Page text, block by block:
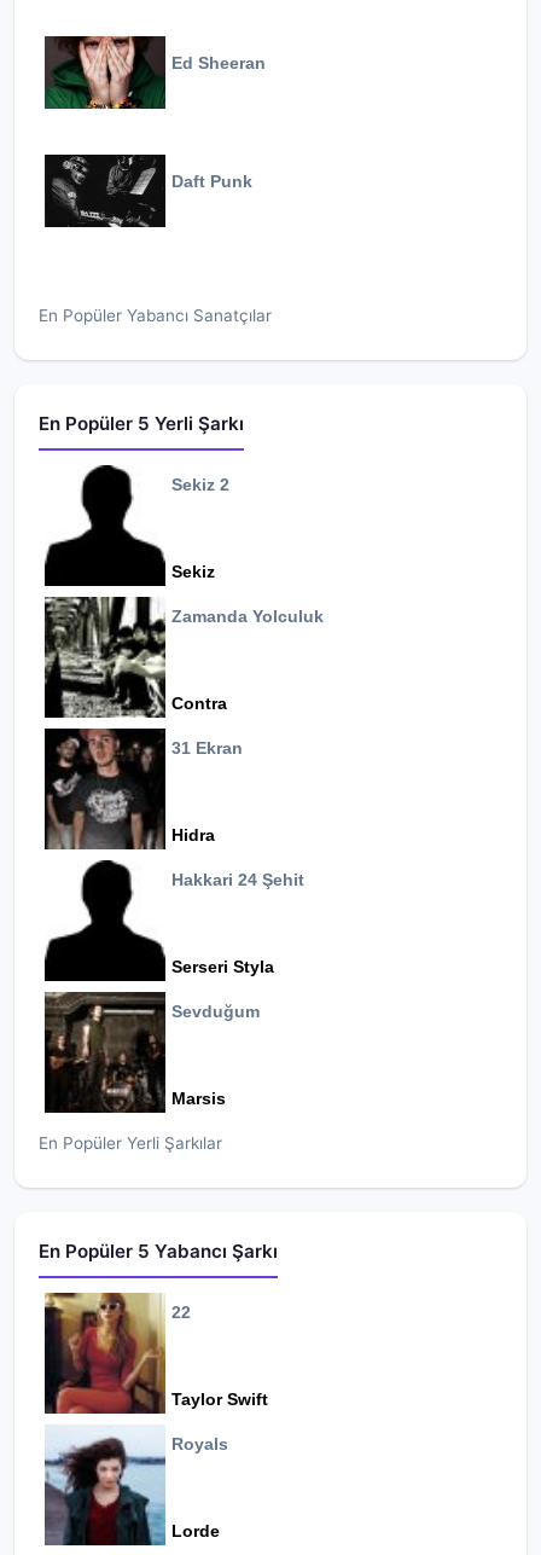
Ed Sheeran
Daft Punk
En Popüler Yabancı Sanatçılar
En Popüler 5 Yerli Şarkı
Sekiz 2
Sekiz
Zamanda Yolculuk
Contra
31 Ekran
Hidra
Hakkari 24 Şehit
Serseri Styla
Sevduğum
Marsis
En Popüler Yerli Şarkılar
En Popüler 5 Yabancı Şarkı
22
Taylor Swift
Royals
Lorde